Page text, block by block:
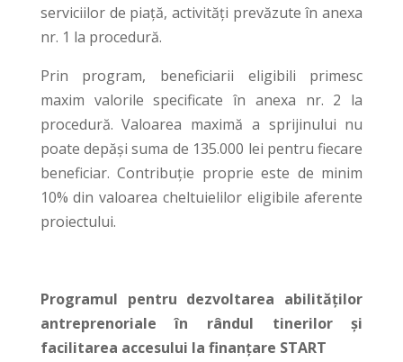
serviciilor de piaţă, activităţi prevăzute în anexa
nr. 1 la procedură.
Prin program, beneficiarii eligibili primesc
maxim valorile specificate în anexa nr. 2 la
procedură. Valoarea maximă a sprijinului nu
poate depăşi suma de 135.000 lei pentru fiecare
beneficiar. Contribuţie proprie este de minim
10% din valoarea cheltuielilor eligibile aferente
proiectului.
Programul pentru dezvoltarea abilităţilor
antreprenoriale în rândul tinerilor şi
facilitarea accesului la finanţare START